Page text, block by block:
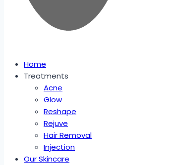
Home
Treatments
Acne
Glow
Reshape
Rejuve
Hair Removal
Injection
Our Skincare